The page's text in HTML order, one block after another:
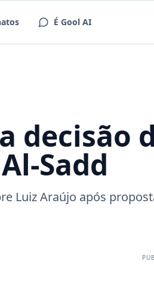
É Gool AI
decisão
Sadd
Luiz Araújo após